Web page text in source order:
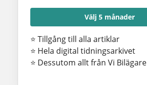
Välj 5 månader
⭐ Tillgång till alla artiklar
⭐ Hela digital tidningsarkivet
⭐ Dessutom allt från Vi Bilägare